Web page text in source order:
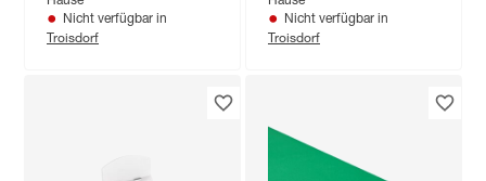
Nicht verfügbar in
Troisdorf
Nicht verfügbar in
Troisdorf